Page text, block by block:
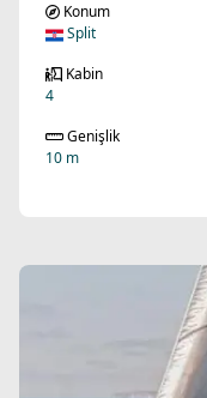
Konum
Split
Kabin
4
Genişlik
10 m